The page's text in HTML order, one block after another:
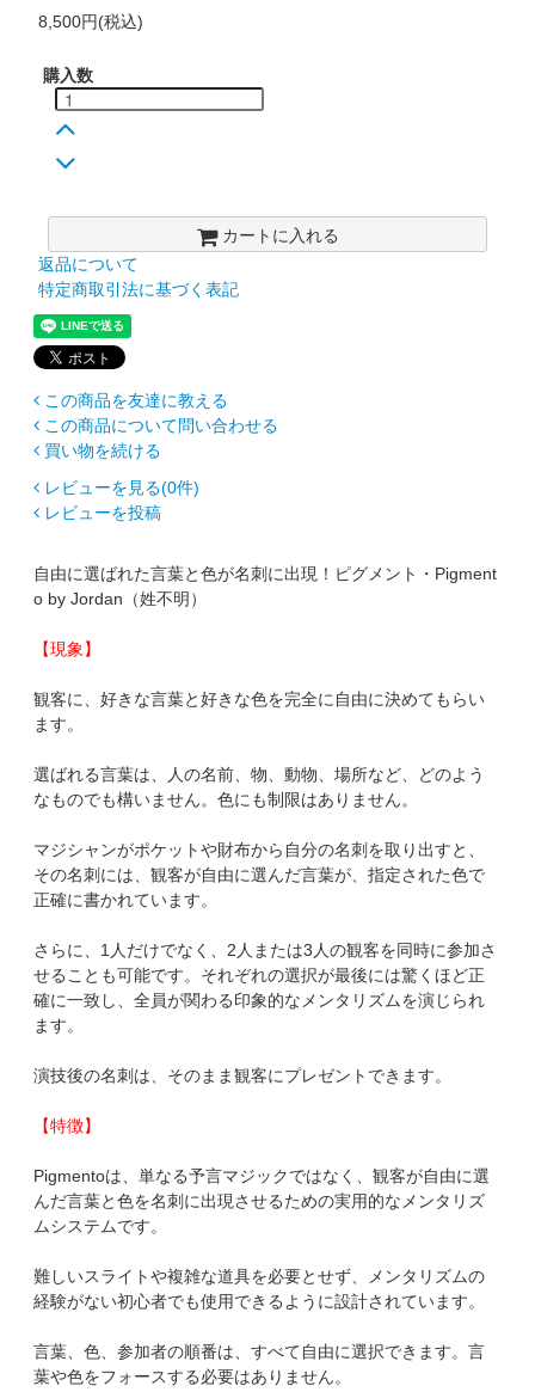
8,500円(税込)
購入数
カートに入れる
返品について
特定商取引法に基づく表記
この商品を友達に教える
この商品について問い合わせる
買い物を続ける
レビューを見る(0件)
レビューを投稿
自由に選ばれた言葉と色が名刺に出現！ピグメント・Pigment
o by Jordan（姓不明）
【現象】
観客に、好きな言葉と好きな色を完全に自由に決めてもらい
ます。
選ばれる言葉は、人の名前、物、動物、場所など、どのよう
なものでも構いません。色にも制限はありません。
マジシャンがポケットや財布から自分の名刺を取り出すと、
その名刺には、観客が自由に選んだ言葉が、指定された色で
正確に書かれています。
さらに、1人だけでなく、2人または3人の観客を同時に参加さ
せることも可能です。それぞれの選択が最後には驚くほど正
確に一致し、全員が関わる印象的なメンタリズムを演じられ
ます。
演技後の名刺は、そのまま観客にプレゼントできます。
【特徴】
Pigmentoは、単なる予言マジックではなく、観客が自由に選
んだ言葉と色を名刺に出現させるための実用的なメンタリズ
ムシステムです。
難しいスライトや複雑な道具を必要とせず、メンタリズムの
経験がない初心者でも使用できるように設計されています。
言葉、色、参加者の順番は、すべて自由に選択できます。言
葉や色をフォースする必要はありません。